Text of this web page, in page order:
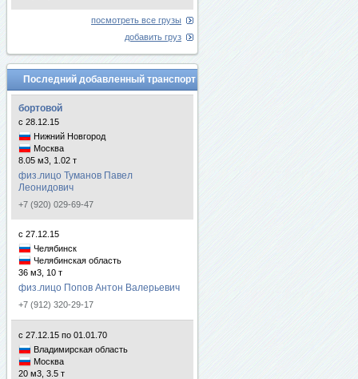
посмотреть все грузы
добавить груз
Последний добавленный транспорт
бортовой
с 28.12.15
Нижний Новгород
Москва
8.05 м3, 1.02 т
физ.лицо Туманов Павел
Леонидович
+7 (920) 029-69-47
с 27.12.15
Челябинск
Челябинская область
36 м3, 10 т
физ.лицо Попов Антон Валерьевич
+7 (912) 320-29-17
с 27.12.15 по 01.01.70
Владимирская область
Москва
20 м3, 3.5 т